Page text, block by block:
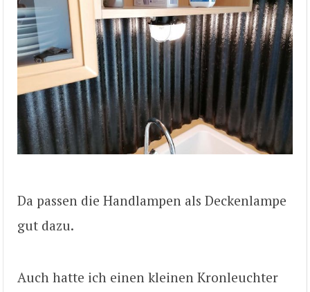
Da passen die Handlampen als Deckenlampe
gut dazu.
Auch hatte ich einen kleinen Kronleuchter